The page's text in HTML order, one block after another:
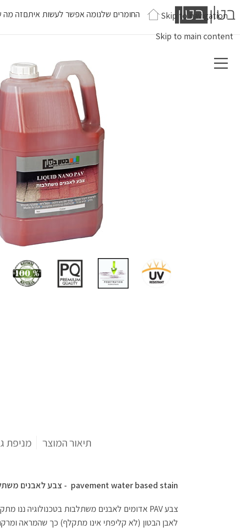
Skip to navigation
Skip to main content
החומרים שלנומה אפשר לעשות איתםזה מה
תיאור המוצר מניפת
pavement water based stain - צבע לאבנים משתלבות